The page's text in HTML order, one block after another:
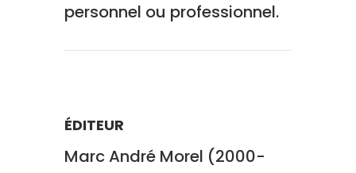
personnel ou professionnel.
ÉDITEUR
Marc André Morel (2000-